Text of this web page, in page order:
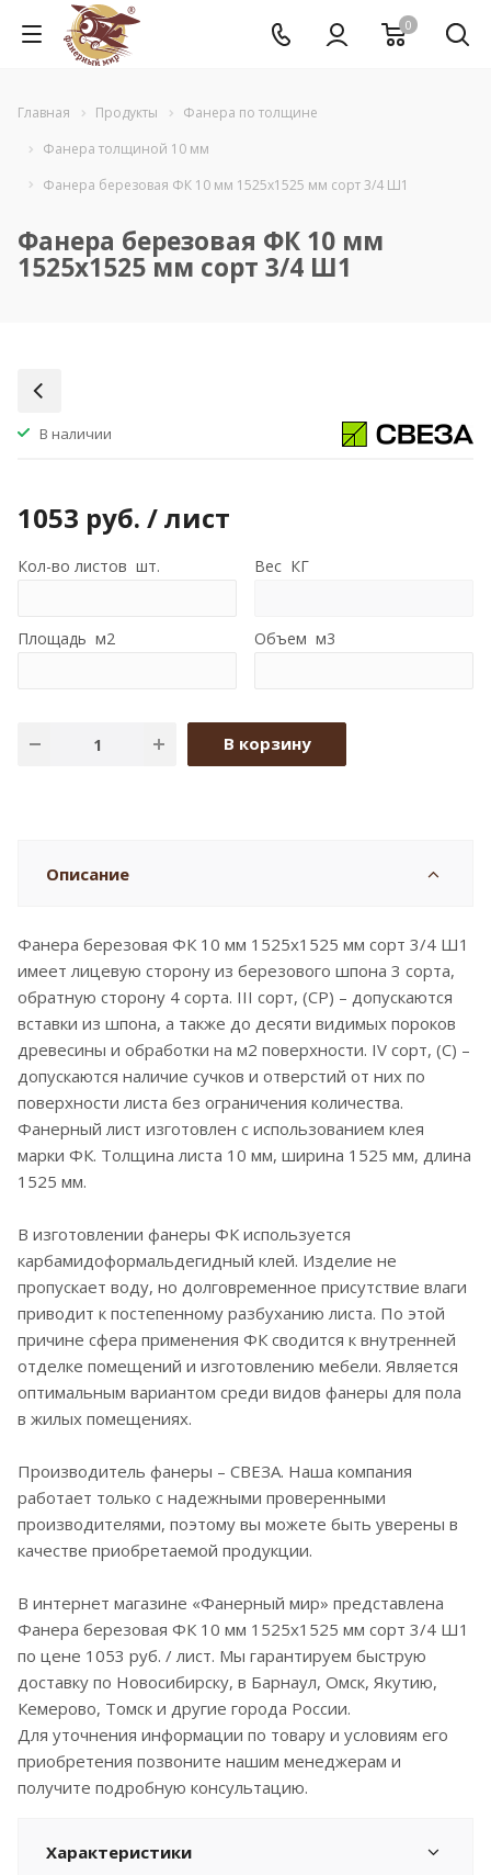
0
Главная Продукты
Фанера по толщине
Фанера толщиной 10 мм
Фанера березовая ФК 10 мм 1525x1525 мм сорт 3/4 Ш1
Фанера березовая ФК 10 мм
1525x1525 мм сорт 3/4 Ш1
В наличии
1053 руб. / лист
Кол-во листов шт. Вес КГ
Площадь м2 Объем м3
В корзину
Описание
Фанера березовая ФК 10 мм 1525x1525 мм сорт 3/4 Ш1
имеет лицевую сторону из березового шпона 3 сорта,
обратную сторону 4 сорта. III сорт, (CP) – допускаются
вставки из шпона, а также до десяти видимых пороков
древесины и обработки на м2 поверхности. IV сорт, (C) –
допускаются наличие сучков и отверстий от них по
поверхности листа без ограничения количества.
Фанерный лист изготовлен с использованием клея
марки ФК. Толщина листа 10 мм, ширина 1525 мм, длина
1525 мм.
В изготовлении фанеры ФК используется
карбамидоформальдегидный клей. Изделие не
пропускает воду, но долговременное присутствие влаги
приводит к постепенному разбуханию листа. По этой
причине сфера применения ФК сводится к внутренней
отделке помещений и изготовлению мебели. Является
оптимальным вариантом среди видов фанеры для пола
в жилых помещениях.
Производитель фанеры – СВЕЗА. Наша компания
работает только с надежными проверенными
производителями, поэтому вы можете быть уверены в
качестве приобретаемой продукции.
В интернет магазине «Фанерный мир» представлена
Фанера березовая ФК 10 мм 1525x1525 мм сорт 3/4 Ш1
по цене 1053 руб. / лист. Мы гарантируем быструю
доставку по Новосибирску, в Барнаул, Омск, Якутию,
Кемерово, Томск и другие города России.
Для уточнения информации по товару и условиям его
приобретения позвоните нашим менеджерам и
получите подробную консультацию.
Характеристики